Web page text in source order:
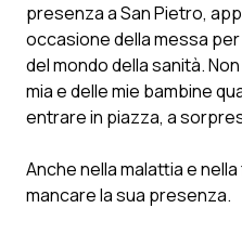
QS Pro
Professionisti
Artrite & artrosi
QS Club Newsletter
presenza a San Pietro,
occasione della messa per
del mondo della sanità.
mia e delle mie bambine
entrare in piazza, a
Anche nella malattia e
mancare la sua presenza.